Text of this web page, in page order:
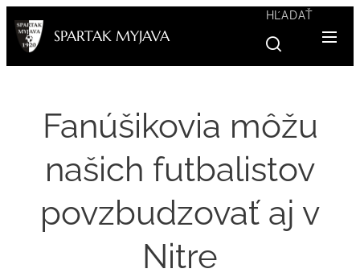
SPARTAK MYJAVA
HĽADAŤ
Fanúšikovia môžu
našich futbalistov
povzbudzovať aj v
Nitre